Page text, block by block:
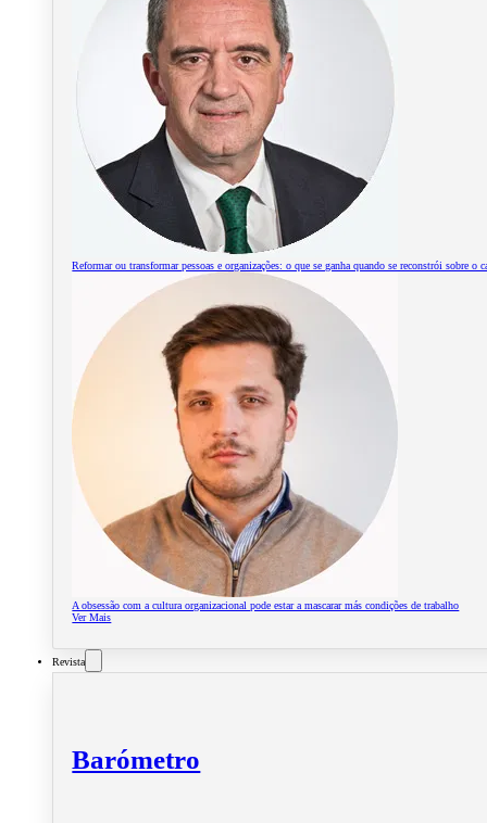
Reformar ou transformar pessoas e organizações: o que se ganha quando se reconstrói sobre o
A obsessão com a cultura organizacional pode estar a mascarar más condições de trabalho
Ver Mais
Revista
Barómetro